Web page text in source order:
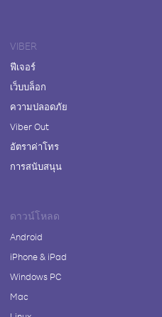
VIBER
ฟีเจอร์
เว็บบล็อก
ความปลอดภัย
Viber Out
อัตราค่าโทร
การสนับสนุน
ดาวน์โหลด
Android
iPhone & iPad
Windows PC
Mac